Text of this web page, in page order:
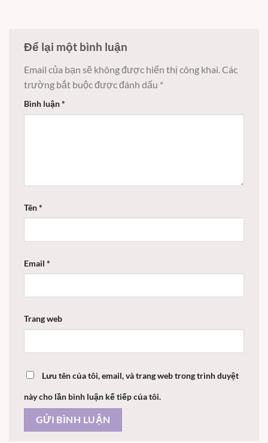
Để lại một bình luận
Email của bạn sẽ không được hiển thị công khai.Các
trường bắt buộc được đánh dấu *
Bình luận*
Tên*
Email *
Trang web
Lưu tên của tôi, email, và trang web trong trình duyệt
này cho lần bình luận kế tiếp của tôi.